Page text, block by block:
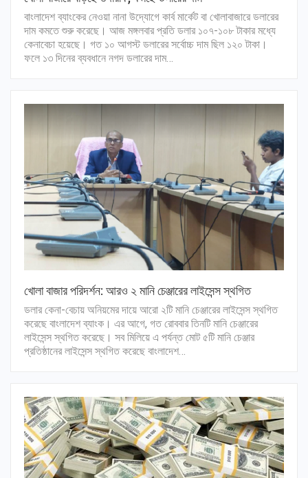
বাংলাদেশ ব্যাংকের নেওয়া নানা উদ্যোগে কার্ব মার্কেট বা খোলাবাজারে ডলারের
দাম কমতে শুরু করেছে। আজ মঙ্গলবার প্রতি ডলার ১০৭-১০৮ টাকার মধ্যে
কেনাবেচা হয়েছে। গত ১০ আগস্ট ডলারের সর্বোচ্চ দাম ছিল ১২০ টাকা।
ফলে ১৩ দিনের ব্যবধানে নগদ ডলারের দাম…
খোলা বাজার পরিদর্শন: আরও ২ মানি চেঞ্জারের লাইসেন্স স্থগিত
ডলার কেনা-বেচায় অনিয়মের দায়ে আরো ২টি মানি চেঞ্জারের লাইসেন্স স্থগিত
করেছে বাংলাদেশ ব্যাংক। এর আগে, গত রোববার তিনটি মানি চেঞ্জারের
লাইসেন্স স্থগিত করেছে। সব মিলিয়ে এ পর্যন্ত মোট ৫টি মানি চেঞ্জার
প্রতিষ্ঠানের লাইসেন্স স্থগিত করেছে বাংলাদেশ…